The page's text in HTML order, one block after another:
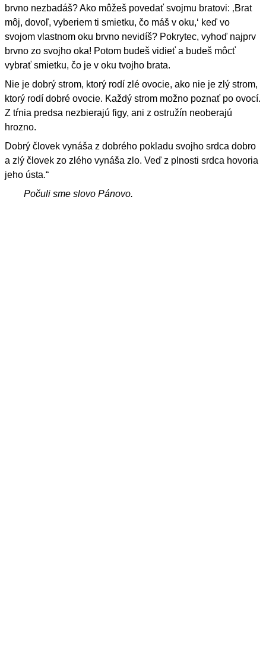
brvno nezbadáš? Ako môžeš povedať svojmu bratovi: ‚Brat
môj, dovoľ, vyberiem ti smietku, čo máš v oku,‘ keď vo
svojom vlastnom oku brvno nevidíš? Pokrytec, vyhoď najprv
brvno zo svojho oka! Potom budeš vidieť a budeš môcť
vybrať smietku, čo je v oku tvojho brata.
Nie je dobrý strom, ktorý rodí zlé ovocie, ako nie je zlý strom,
ktorý rodí dobré ovocie. Každý strom možno poznať po ovocí.
Z tŕnia predsa nezbierajú figy, ani z ostružín neoberajú
hrozno.
Dobrý človek vynáša z dobrého pokladu svojho srdca dobro
a zlý človek zo zlého vynáša zlo. Veď z plnosti srdca hovoria
jeho ústa.“
Počuli sme slovo Pánovo.